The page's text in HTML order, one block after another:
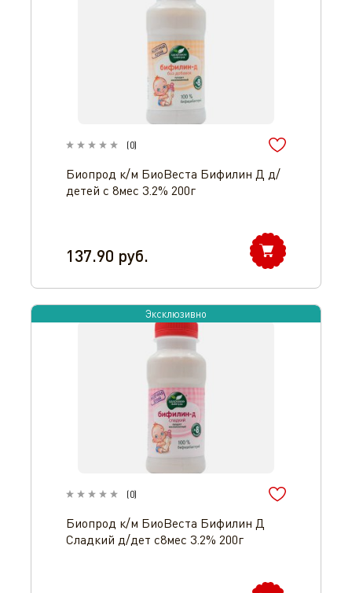
(0)
Биопрод к/м БиоВеста Бифилин Д д/
детей с 8мес 3.2% 200г
137.90 руб.
Эксклюзивно
(0)
Биопрод к/м БиоВеста Бифилин Д
Сладкий д/дет с8мес 3.2% 200г